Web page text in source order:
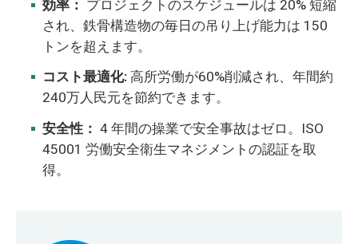
効率： プロジェクトのスケジュールは 20% 短縮
され、鉄骨構造物の毎日の吊り上げ能力は 150
トンを超えます。
コスト最適化:高所労働が60%削減され、年間約
240万人民元を節約できます。
安全性： 4 年間の操業で安全事故はゼロ。ISO
45001 労働安全衛生マネジメントの認証を取
得。